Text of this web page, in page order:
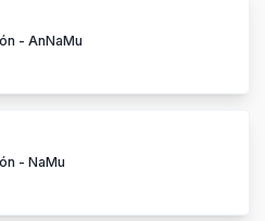
- AnNaMu
- NaMu